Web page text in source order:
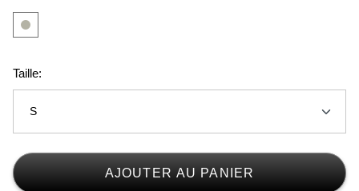
Taille:
S
AJOUTER AU PANIER